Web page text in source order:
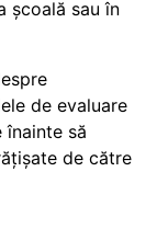
școală sau în
de evaluare
să
de către